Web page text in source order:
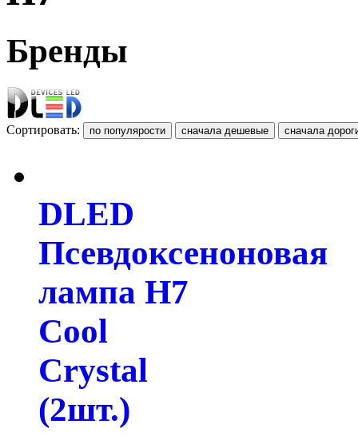
Бренды
Сортировать:
DLED
Псевдоксеноновая
лампа H7
Cool
Crystal
(2шт.)